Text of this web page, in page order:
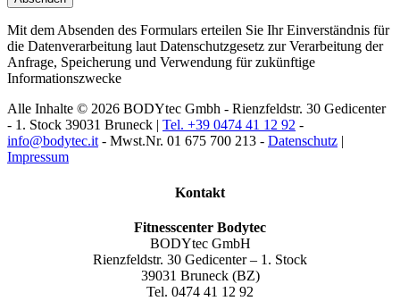
Mit dem Absenden des Formulars erteilen Sie Ihr Einverständnis für
die Datenverarbeitung laut Datenschutzgesetz zur Verarbeitung der
Anfrage, Speicherung und Verwendung für zukünftige
Informationszwecke
Alle Inhalte © 2026 BODYtec Gmbh - Rienzfeldstr. 30 Gedicenter
- 1. Stock 39031 Bruneck | Tel. +39 0474 41 12 92 -
info@bodytec.it - Mwst.Nr. 01 675 700 213 - Datenschutz |
Impressum
Kontakt
Fitnesscenter Bodytec
BODYtec GmbH
Rienzfeldstr. 30 Gedicenter – 1. Stock
39031 Bruneck (BZ)
Tel. 0474 41 12 92